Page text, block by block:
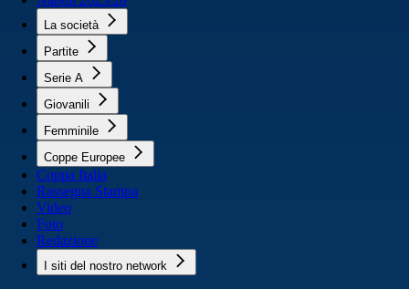
La società
Partite
Serie A
Giovanili
Femminile
Coppe Europee
Coppa Italia
Rassegna Stampa
Video
Foto
Redazione
I siti del nostro network